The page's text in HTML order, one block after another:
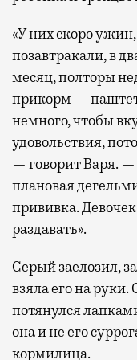
«У них скоро ужин,
позавтракали, в
месяц, полторы
прикорм — паштет
немного, чтобы
удовольствия,
— говорит Варя.
плановая
прививка.
раздавать».
Серый заелозил,
взяла его на
потянулся
она и не его
кормилица.